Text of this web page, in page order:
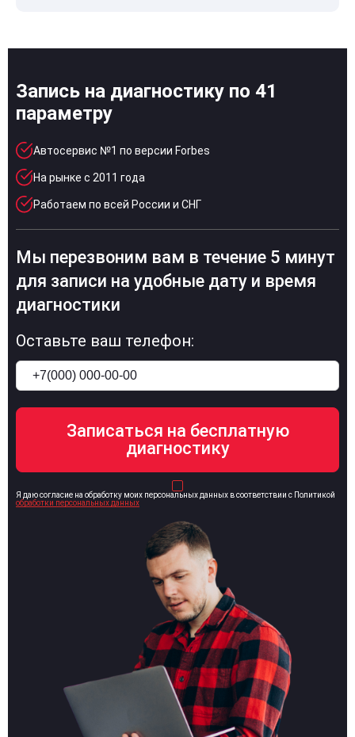
Запись на диагностику по 41
параметру
Автосервис №1 по версии Forbes
На рынке с 2011 года
Работаем по всей России и СНГ
Мы перезвоним вам в течение 5 минут
для записи на удобные дату и время
диагностики
Оставьте ваш телефон:
Я даю согласие на обработку моих персональных данных в соответствии с Политикой
обработки персональных данных